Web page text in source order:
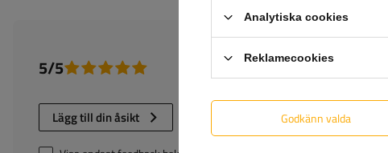
5/5 Antal avgivna omdömen: 1
Lägg till din åsikt
Analytiska cookies
Reklamecookies
Godkänn valda